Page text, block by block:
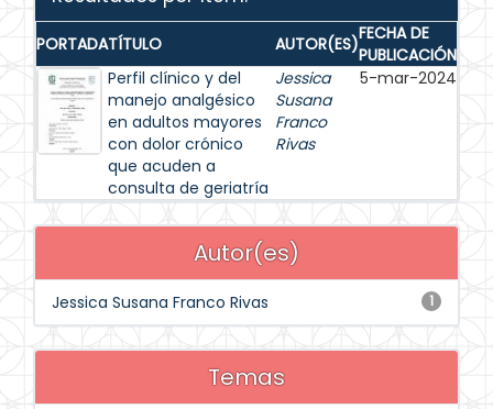
PORTADATÍTULO AUTOR(ES)FECHA DE
PUBLICACIÓN
Perfil clínico y del
manejo analgésico
en adultos mayores
con dolor crónico
que acuden a
consulta de geriatría
Jessica
Susana
Franco
Rivas
5-mar-2024
Autor(es)
1
Jessica Susana Franco Rivas
Temas